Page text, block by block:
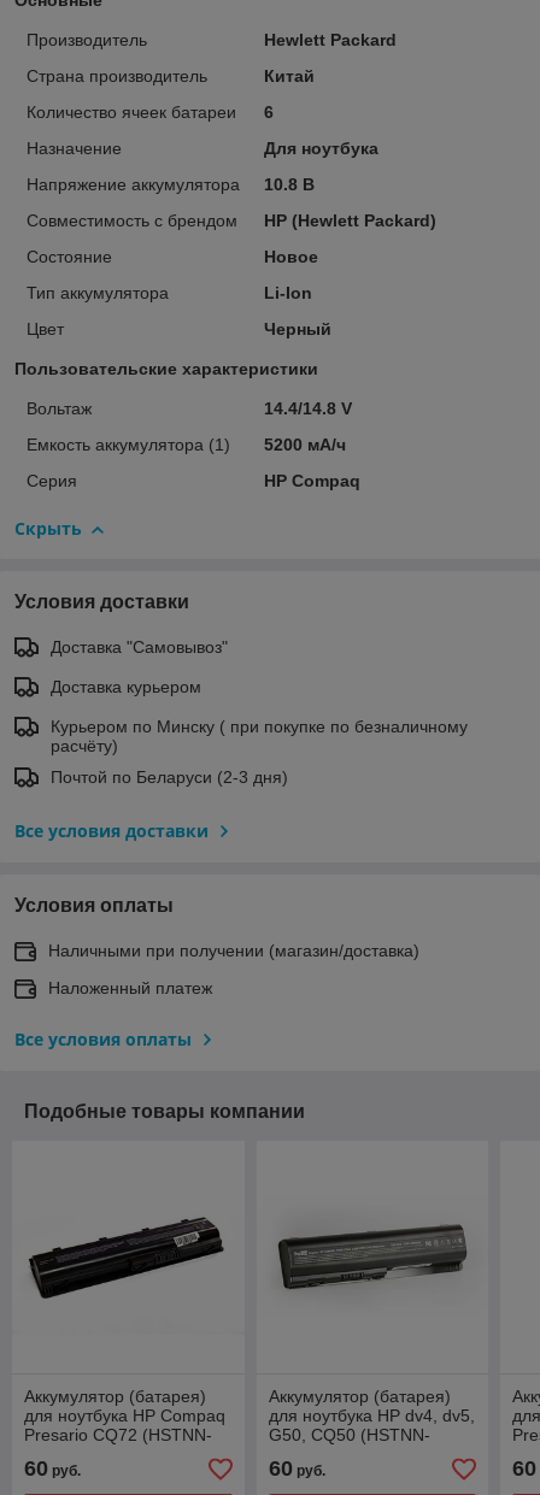
Производитель
Hewlett Packard
Страна производитель
Китай
Количество ячеек батареи
6
Назначение
Для ноутбука
Напряжение аккумулятора
10.8 В
Совместимость с брендом
HP (Hewlett Packard)
Состояние
Новое
Тип аккумулятора
Li-Ion
Цвет
Черный
Пользовательские характеристики
Вольтаж
14.4/14.8 V
Емкость аккумулятора (1)
5200 мА/ч
Серия
HP Compaq
Скрыть
Условия доставки
Доставка "Самовывоз"
Доставка курьером
Курьером по Минску ( при покупке по безналичному
расчёту)
Почтой по Беларуси (2-3 дня)
Все условия доставки
Условия оплаты
Наличными при получении (магазин/доставка)
Наложенный платеж
Все условия оплаты
Подобные товары компании
Аккумулятор (батарея)
для ноутбука HP Compaq
Presario CQ72 (HSTNN-
5200mAh
60 руб.
Аккумулятор (батарея)
для ноутбука HP dv4, dv5,
G50, CQ50 (HSTNN-
5200mAh
60руб. 60